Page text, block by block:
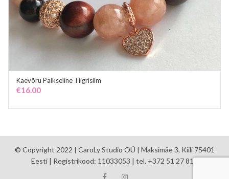
Käevõru Päikseline Tiigrisilm
€16.00
© Copyright 2022 | CaroLy Studio OÜ | Maksimäe 3, Kiili 75401
Eesti | Registrikood: 11033053 | tel. +372 51 27 810